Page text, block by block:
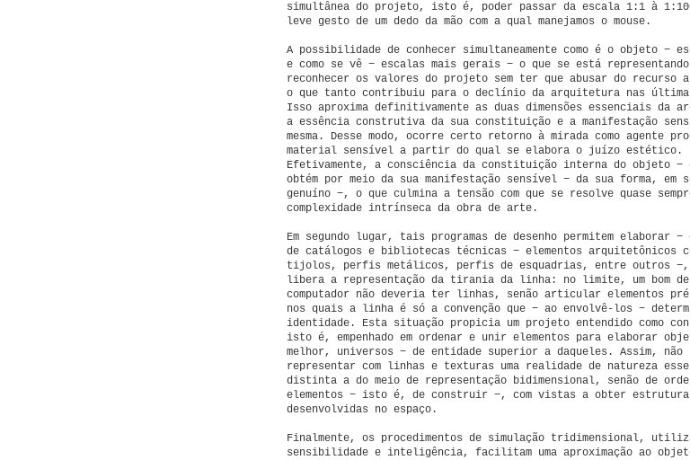
simultânea do projeto, isto é, poder passar da escala 1:1 à 1:100
leve gesto de um dedo da mão com a qual manejamos o mouse.
A possibilidade de conhecer simultaneamente como é o objeto −
e como se vê − escalas mais gerais − o que se está
reconhecer os valores do projeto sem ter que abusar do recurso
o que tanto contribuiu para o declínio da arquitetura nas
Isso aproxima definitivamente as duas dimensões essenciais da
a essência construtiva da sua constituição e a manifestação
mesma. Desse modo, ocorre certo retorno à mirada como agente
material sensível a partir do qual se elabora o juízo estético.
Efetivamente, a consciência da constituição interna do objeto −
obtém por meio da sua manifestação sensível − da sua forma, em
genuíno −, o que culmina a tensão com que se resolve quase
complexidade intrínseca da obra de arte.
Em segundo lugar, tais programas de desenho permitem elaborar
de catálogos e bibliotecas técnicas − elementos arquitetônicos
tijolos, perfis metálicos, perfis de esquadrias, entre outros −,
libera a representação da tirania da linha: no limite, um bom
computador não deveria ter linhas, senão articular elementos
nos quais a linha é só a convenção que − ao envolvê-los −
identidade. Esta situação propicia um projeto entendido como
isto é, empenhado em ordenar e unir elementos para elaborar
melhor, universos − de entidade superior a daqueles. Assim,
representar com linhas e texturas uma realidade de natureza
distinta a do meio de representação bidimensional, senão de
elementos − isto é, de construir −, com vistas a obter
desenvolvidas no espaço.
Finalmente, os procedimentos de simulação tridimensional,
sensibilidade e inteligência, facilitam uma aproximação ao